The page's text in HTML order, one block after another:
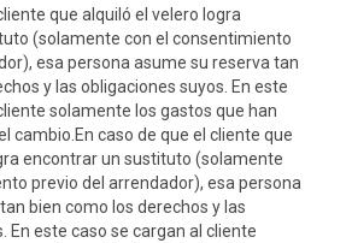
que alquiló el velero logra
(solamente con el consentimiento
esa persona asume su reserva tan
y las obligaciones suyos. En este
solamente los gastos que han
cambio.En caso de que el cliente que
encontrar un sustituto (solamente
previo del arrendador), esa persona
bien como los derechos y las
En este caso se cargan al cliente